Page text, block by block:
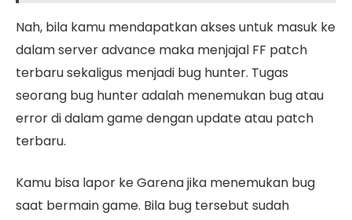
Nah, bila kamu mendapatkan akses untuk masuk ke
dalam server advance maka menjajal FF patch
terbaru sekaligus menjadi bug hunter. Tugas
seorang bug hunter adalah menemukan bug atau
error di dalam game dengan update atau patch
terbaru.
Kamu bisa lapor ke Garena jika menemukan bug
saat bermain game. Bila bug tersebut sudah